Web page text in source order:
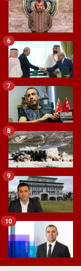
6
7
8
9
10